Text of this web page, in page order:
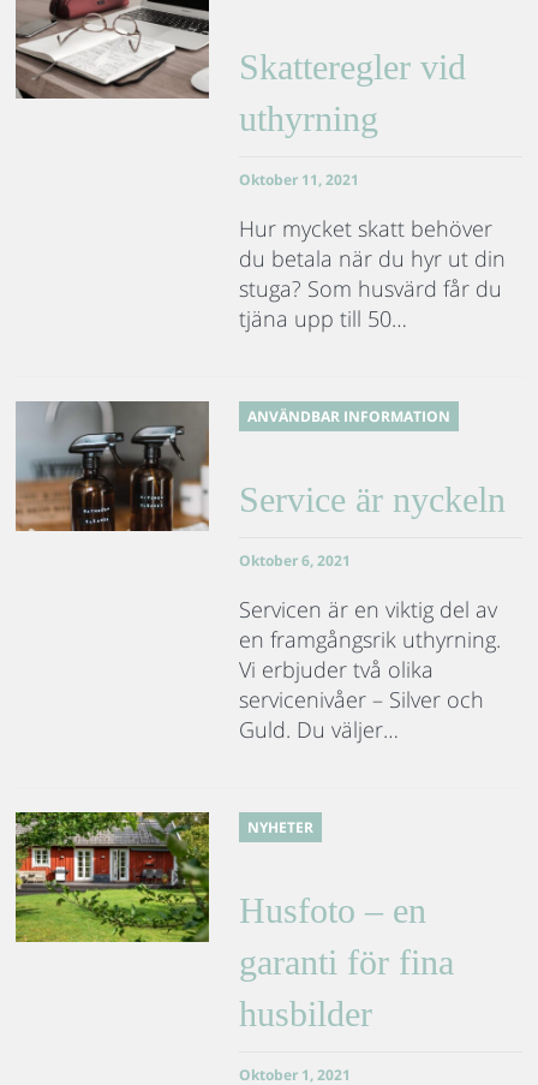
Skatteregler vid
uthyrning
Oktober 11, 2021
Hur mycket skatt behöver
du betala när du hyr ut din
stuga? Som husvärd får du
tjäna upp till 50…
ANVÄNDBAR INFORMATION
Service är nyckeln
Oktober 6, 2021
Servicen är en viktig del av
en framgångsrik uthyrning.
Vi erbjuder två olika
servicenivåer – Silver och
Guld. Du väljer…
NYHETER
Husfoto – en
garanti för fina
husbilder
Oktober 1, 2021